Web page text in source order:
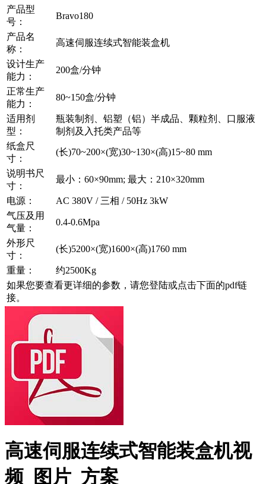
产品型
号：
Bravo180
产品名
称：
高速伺服连续式智能装盒机
设计生产
能力：
200盒/分钟
正常生产
能力：
80~150盒/分钟
适用剂
型：
瓶装制剂、铝塑（铝）半成品、颗粒剂、口服液
制剂及入托类产品等
纸盒尺
寸：
(长)70~200×(宽)30~130×(高)15~80 mm
说明书尺
寸：
最小：60×90mm; 最大：210×320mm
电源：
AC 380V / 三相 / 50Hz 3kW
气压及用
气量：
0.4-0.6Mpa
外形尺
寸：
(长)5200×(宽)1600×(高)1760 mm
重量：
约2500Kg
如果您要查看更详细的参数，请您登陆或点击下面的pdf链
接。
高速伺服连续式智能装盒机视
频_图片_方案